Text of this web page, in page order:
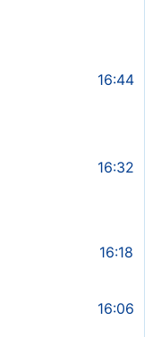
16:44
16:32
16:18
16:06